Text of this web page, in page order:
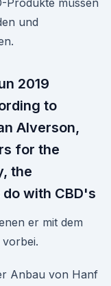
Produkte müssen
und
2019
to
Alverson,
for the
the
with CBD's
er mit dem
vorbei.
Anbau von Hanf